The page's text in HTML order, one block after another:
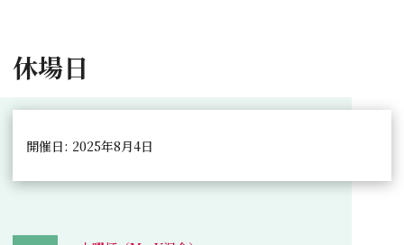
休場日
開催日: 2025年8月4日